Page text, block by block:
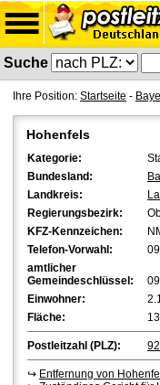
Suche
Ihre Position: Startseite -
Hohenfels
Kategorie:
Bundesland:
Landkreis:
Regierungsbezirk:
KFZ-Kennzeichen:
Telefon-Vorwahl:
amtlicher
Gemeindeschlüssel:
Einwohner:
Fläche:
Postleitzahl (PLZ):
↪ Entfernung von